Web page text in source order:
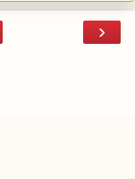
›